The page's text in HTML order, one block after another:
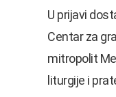
U prijavi
Centar za
mitropolit
liturgije i